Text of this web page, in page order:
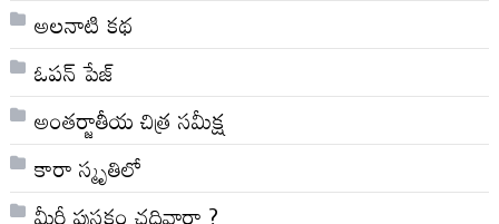
అల‌నాటి క‌థ‌
ఓపన్ పేజ్
అంతర్జాతీయ చిత్ర సమీక్ష
కారా స్మృతిలో